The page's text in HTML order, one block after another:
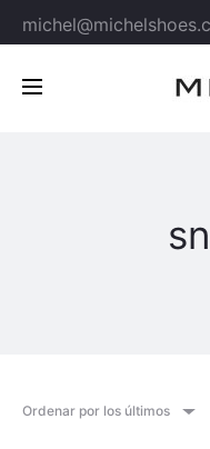
Ordenar por los últimos